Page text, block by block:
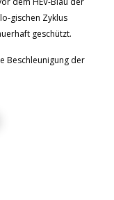
gischen Zyklus
geschützt.
Beschleunigung der